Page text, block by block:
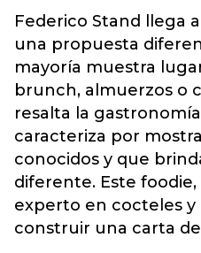
Federico Stand llega
una propuesta
mayoría muestra
brunch, almuerzos o
resalta la
caracteriza por
conocidos y que
diferente. Este foodie,
experto en cocteles y
construir una carta